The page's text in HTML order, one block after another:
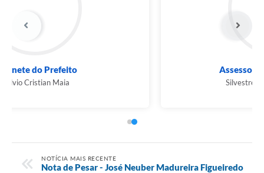
Assessoria de Comunicação
NOTÍCIA MAIS RECENTE
Nota de Pesar - José Neuber Madureira Figueiredo